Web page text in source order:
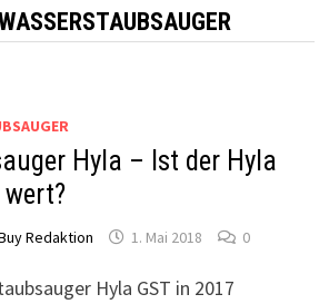
Hyla – Ist der Hyla
wert?
Redaktion 1. Mai 2018 0
Hyla GST in 2017